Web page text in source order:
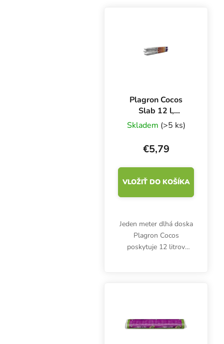
Plagron Cocos
Slab 12 l,
kokosová rohož
Skladem (>5 ks)
€5,79
VLOŽIŤ DO KOŠÍKA
Jeden meter dlhá doska
Plagron Cocos
poskytuje 12 litrov
aplikujú od...